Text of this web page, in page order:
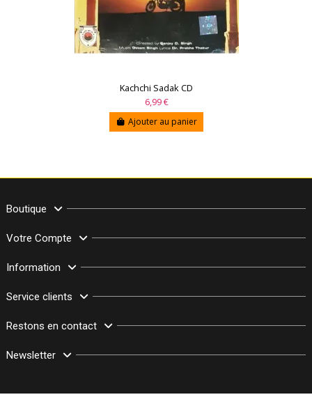
Kachchi Sadak CD
6,99 €
Ajouter au panier
Boutique
Votre Compte
Information
Service clients
Restons en contact
Newsletter